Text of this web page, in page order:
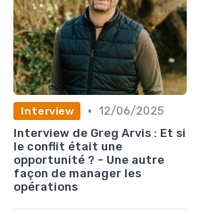
Interview • 12/06/2025
Interview de Greg Arvis : Et si
le conflit était une
opportunité ? - Une autre
façon de manager les
opérations